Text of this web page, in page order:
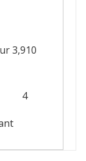
3,910
4